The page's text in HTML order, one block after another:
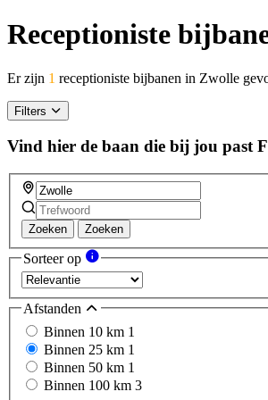
Receptioniste
Er zijn 1 receptioniste bijbanen in Zwolle
Filters
Vind hier de baan die bij jou past
Zoeken Zoeken
Sorteer op
Afstanden
Binnen 10 km 1
Binnen 25 km 1
Binnen 50 km 1
Binnen 100 km 3